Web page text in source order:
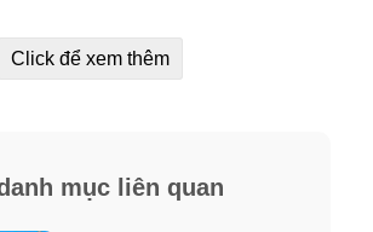
F ish Oil 1200 mg Omega 3 của
Click để xem thêm
mục liên quan